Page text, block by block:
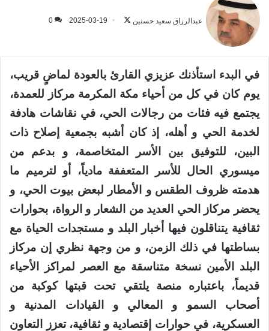
عبدالرزاق سعيد حسنين
على
2025-03-19
0
في البدء استأذنك عزيزي القارئ بالعودة لماضٍ قريب،
يوم كان في كل من أحياء مكة المكرمة مركاز للعمدة،
يجتمع فيه فئات من رجالات الحي، في نقاشات هادفة
لخدمة الحي و أهله، إذ كان أشبه بجمعية إصلاح ذات
البين، للتوفيق بين الأسر المتخاصمة، و بدعم من
ميسوري الحال للأسر المتعففة مادياً، أو لترميم ما
هدمته ظروف الطقس و الأمطار لبعض بيوت الحي، و
يحضر مركاز الحي العديد من الشعار و الرواة، بحوارات
ثقافية يتناقلون فيها أخبار البلد و مستجدات الحياة مع
بساطتها في ذلك الزمن، و من وجهة نظري إن مركاز
البلد الأمين نسخة متناسقة مع العصر لمراكز الأحياء
قديماً، باعتباره منصة يلتقي تحت قبتها كوكبة من
أصحاب السمو و المعالي و القيادات المدنية و
العسكرية، في حوارات إقتصادية و ثقافية، تعزز التعاون